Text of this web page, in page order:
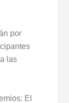
por
las
El